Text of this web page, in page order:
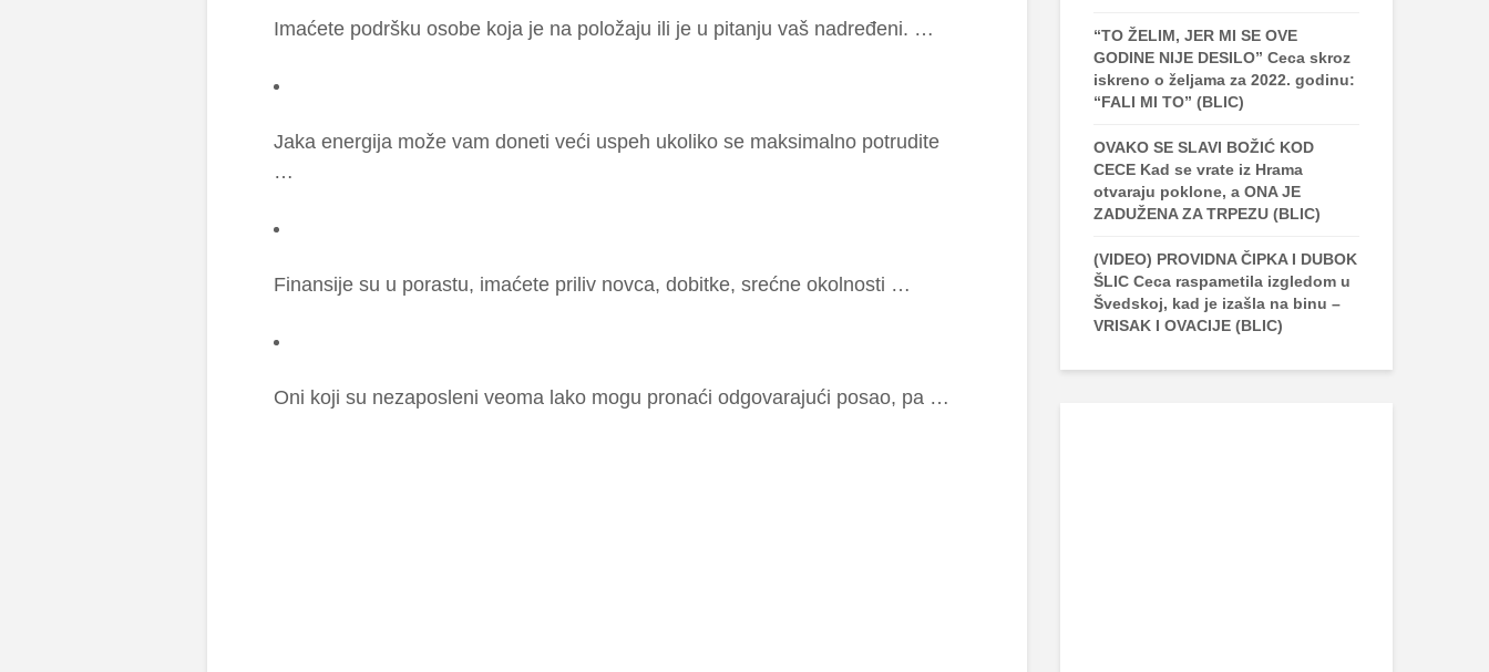
Ima­će­te po­dr­šku oso­be ko­ja je na po­lo­ža­ju ili je u pi­ta­nju vaš na­dre­đe­ni. …
Ja­ka ene­r­gi­ja mo­že vam do­ne­ti ve­ći uspeh uko­li­ko se ma­k­si­mal­no po­tru­di­te
…
Fi­nan­si­je su u po­ra­stu, ima­će­te pri­liv no­v­ca, do­bi­t­ke, sre­ć­ne oko­l­nos­ti …
Oni ko­ji su ne­za­po­sle­ni veo­ma la­ko mo­gu pro­na­ći od­go­va­ra­ju­ći po­sao, pa …
“TO ŽELIM, JER MI SE OVE
GODINE NIJE DESILO” Ceca skroz
iskreno o željama za 2022. godinu:
“FALI MI TO” (BLIC)
OVAKO SE SLAVI BOŽIĆ KOD
CECE Kad se vrate iz Hrama
otvaraju poklone, a ONA JE
ZADUŽENA ZA TRPEZU (BLIC)
(VIDEO) PROVIDNA ČIPKA I DUBOK
ŠLIC Ceca raspametila izgledom u
Švedskoj, kad je izašla na binu –
VRISAK I OVACIJE (BLIC)